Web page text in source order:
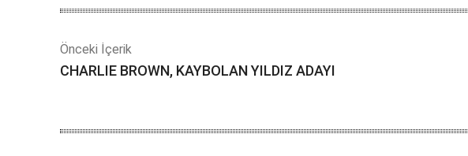
Önceki İçerik
CHARLIE BROWN, KAYBOLAN YILDIZ ADAYI